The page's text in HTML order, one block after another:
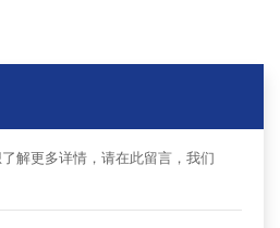
解更多详情，请在此留言，我们